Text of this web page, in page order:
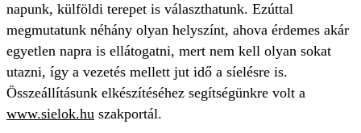
napunk, külföldi terepet is választhatunk. Ezúttal
megmutatunk néhány olyan helyszínt, ahova érdemes akár
egyetlen napra is ellátogatni, mert nem kell olyan sokat
utazni, így a vezetés mellett jut idő a síelésre is.
Összeállításunk elkészítéséhez segítségünkre volt a
www.sielok.hu szakportál.